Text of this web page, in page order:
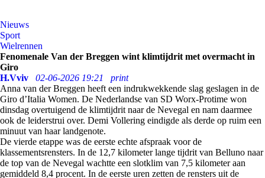
Nieuws
Sport
Wielrennen
Fenomenale Van der Breggen wint klimtijdrit met overmacht in
Giro
H.Vviv
02-06-2026 19:21
print
Anna van der Breggen heeft een indrukwekkende slag geslagen in de
Giro d’Italia Women. De Nederlandse van SD Worx-Protime won
dinsdag overtuigend de klimtijdrit naar de Nevegal en nam daarmee
ook de leiderstrui over. Demi Vollering eindigde als derde op ruim een
minuut van haar landgenote.
De vierde etappe was de eerste echte afspraak voor de
klassementsrensters. In de 12,7 kilometer lange tijdrit van Belluno naar
de top van de Nevegal wachtte een slotklim van 7,5 kilometer aan
gemiddeld 8,4 procent. In de eerste uren zetten de rensters uit de